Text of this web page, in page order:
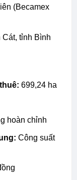
(Becamex
tỉnh Bình
699,24 ha
hoàn chỉnh
Công suất